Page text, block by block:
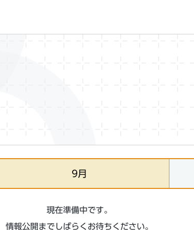
9月
現在準備中です。
情報公開までしばらくお待ちください。